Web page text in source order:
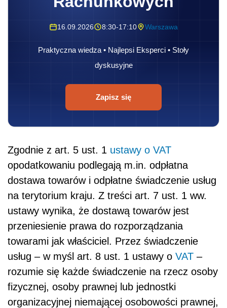
16.09.2026 8:30-17:10 Warszawa
Praktyczna wiedza • Najlepsi Eksperci • Stoły
dyskusyjne
Zapisz się
Zgodnie z art. 5 ust. 1 ustawy o VAT
opodatkowaniu podlegają m.in. odpłatna
dostawa towarów i odpłatne świadczenie usług
na terytorium kraju. Z treści art. 7 ust. 1 ww.
ustawy wynika, że dostawą towarów jest
przeniesienie prawa do rozporządzania
towarami jak właściciel. Przez świadczenie
usług – w myśl art. 8 ust. 1 ustawy o VAT –
rozumie się każde świadczenie na rzecz osoby
fizycznej, osoby prawnej lub jednostki
organizacyjnej niemającej osobowości prawnej,